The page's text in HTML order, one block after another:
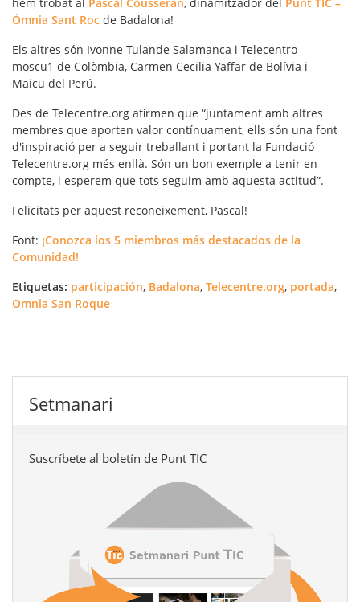
Òmnia Sant Roc de Badalona!
Els altres són Ivonne Tulande Salamanca i Telecentro
moscu1 de Colòmbia, Carmen Cecilia Yaffar de Bolívia i
Maicu del Perú.
Des de Telecentre.org afirmen que “juntament amb altres
membres que aporten valor contínuament, ells són una font
d'inspiració per a seguir treballant i portant la Fundació
Telecentre.org més enllà. Són un bon exemple a tenir en
compte, i esperem que tots seguim amb aquesta actitud”.
Felicitats per aquest reconeixement, Pascal!
Font: ¡Conozca los 5 miembros más destacados de la
Comunidad!
Etiquetas: participación, Badalona, Telecentre.org, portada,
Omnia San Roque
Setmanari
Suscríbete al boletín de Punt TIC